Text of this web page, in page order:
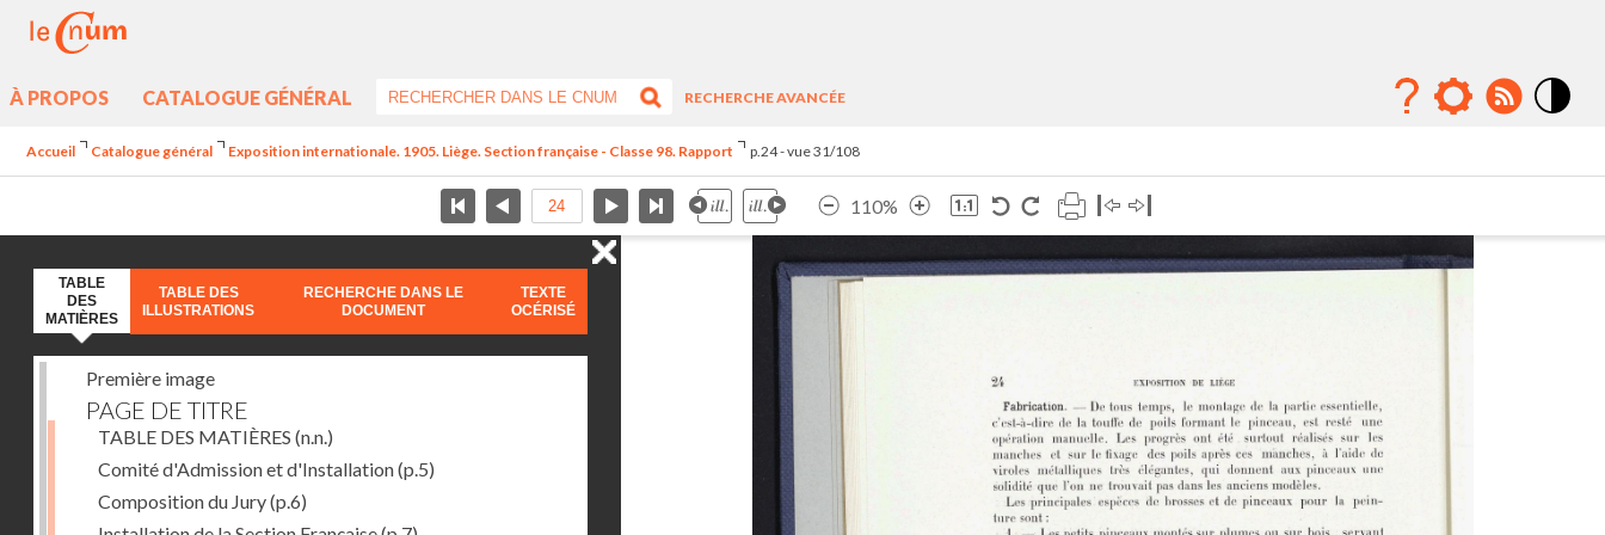
À PROPOS CATALOGUE GÉNÉRAL
RECHERCHE AVANCÉE
Accueil Catalogue général Exposition internationale. 1905. Liège. Section française - Classe 98. Rapport p.24 - vue 31/108
110%
TABLE
DES
MATIÈRES
TABLE DES
ILLUSTRATIONS
RECHERCHE DANS LE
DOCUMENT
TEXTE
OCÉRISÉ
Première image
PAGE DE TITRE
TABLE DES MATIÈRES (n.n.)
Comité d'Admission et d'Installation(p.5)
Composition du Jury(p.6)